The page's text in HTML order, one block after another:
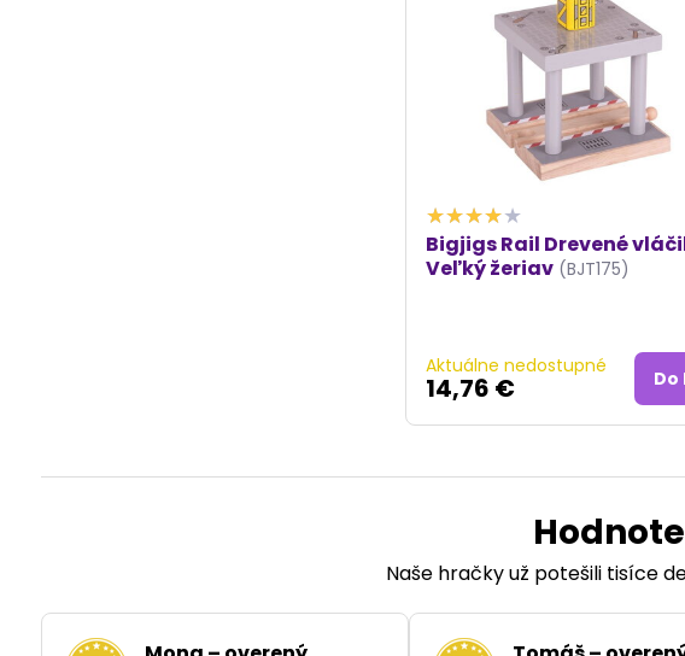
Bigjigs Rail Drevené
Veľký žeriav (BJT175)
Aktuálne nedostupné
14,76 €
Naše hračky už potešili tisíce